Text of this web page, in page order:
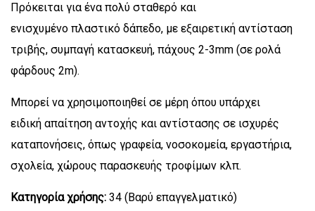
Πρόκειται για ένα πολύ σταθερό και
ενισχυμένο πλαστικό δάπεδο, με εξαιρετική αντίσταση
τριβής, συμπαγή κατασκευή, πάχους 2-3mm (σε ρολά
φάρδους 2m).
Μπορεί να χρησιμοποιηθεί σε μέρη όπου υπάρχει
ειδική απαίτηση αντοχής και αντίστασης σε ισχυρές
καταπονήσεις, όπως γραφεία, νοσοκομεία, εργαστήρια,
σχολεία, χώρους παρασκευής τροφίμων κλπ.
Κατηγορία χρήσης: 34 (Βαρύ επαγγελματικό)